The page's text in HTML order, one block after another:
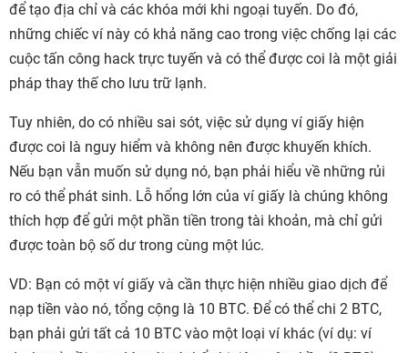
để tạo địa chỉ và các khóa mới khi ngoại tuyến. Do đó,
những chiếc ví này có khả năng cao trong việc chống lại các
cuộc tấn công hack trực tuyến và có thể được coi là một giải
pháp thay thế cho lưu trữ lạnh.
Tuy nhiên, do có nhiều sai sót, việc sử dụng ví giấy hiện
được coi là nguy hiểm và không nên được khuyến khích.
Nếu bạn vẫn muốn sử dụng nó, bạn phải hiểu về những rủi
ro có thể phát sinh. Lỗ hổng lớn của ví giấy là chúng không
thích hợp để gửi một phần tiền trong tài khoản, mà chỉ gửi
được toàn bộ số dư trong cùng một lúc.
VD: Bạn có một ví giấy và cần thực hiện nhiều giao dịch để
nạp tiền vào nó, tổng cộng là 10 BTC. Để có thể chi 2 BTC,
bạn phải gửi tất cả 10 BTC vào một loại ví khác (ví dụ: ví